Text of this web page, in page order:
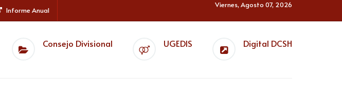
Informe Anual
Viernes, Agosto 07, 2026
Consejo Divisional UGEDIS Digital DCSH